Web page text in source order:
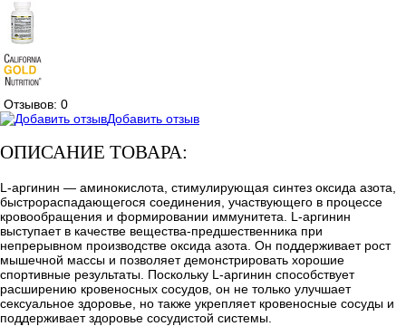
Отзывов: 0
Добавить отзыв
ОПИСАНИЕ ТОВАРА:
L-аргинин — аминокислота, стимулирующая синтез оксида азота,
быстрораспадающегося соединения, участвующего в процессе
кровообращения и формировании иммунитета. L-аргинин
выступает в качестве вещества-предшественника при
непрерывном производстве оксида азота. Он поддерживает рост
мышечной массы и позволяет демонстрировать хорошие
спортивные результаты. Поскольку L-аргинин способствует
расширению кровеносных сосудов, он не только улучшает
сексуальное здоровье, но также укрепляет кровеносные сосуды и
поддерживает здоровье сосудистой системы.